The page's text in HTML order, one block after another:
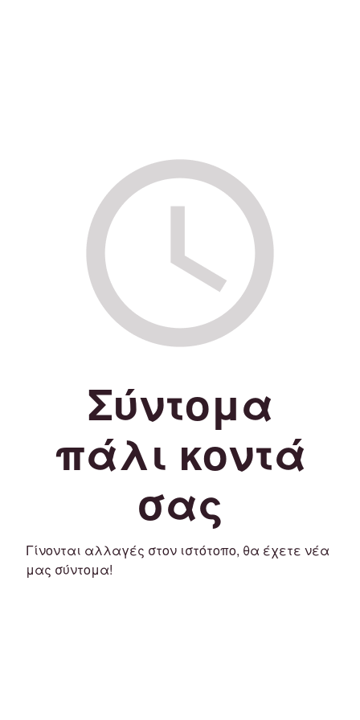
Σύντομα
πάλι κοντά
σας
Γίνονται αλλαγές στον ιστότοπο, θα έχετε νέα
μας σύντομα!